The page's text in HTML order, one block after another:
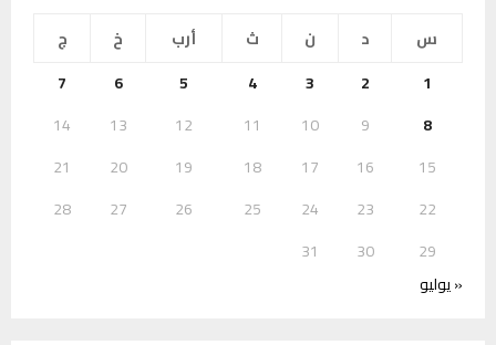
س
د ن ث أرب خ
ج
1
2
3
4
5
6
7
8
9
10
11
12
13
14
15
16
17
18
19
20
21
22
23
24
25
26
27
28
29
30
31
« يوليو